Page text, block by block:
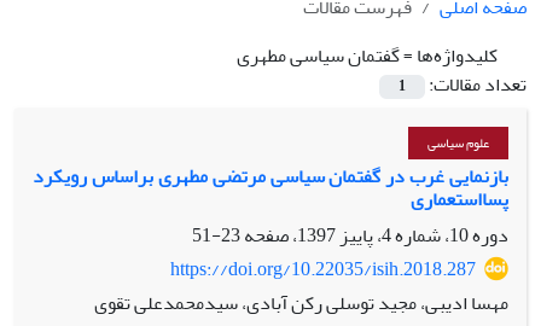
صفحه اصلی
فهرست مقالات
کلیدواژه‌ها =گفتمان سیاسی مطهری
تعداد مقالات:
1
علوم سیاسی
بازنمایی غرب در گفتمان سیاسی مرتضی مطهری براساس رویکرد
پسااستعماری
دوره 10، شماره 4، پاییز 1397، صفحه
23-51
https://doi.org/10.22035/isih.2018.287
مهسا ادیبی، مجید توسلی رکن آبادی، سیدمحمدعلی تقوی